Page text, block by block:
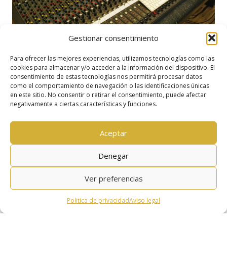
Gestionar consentimiento
Para ofrecer las mejores experiencias, utilizamos tecnologías como las
cookies para almacenar y/o acceder a la información del dispositivo. El
consentimiento de estas tecnologías nos permitirá procesar datos
como el comportamiento de navegación o las identificaciones únicas
en este sitio. No consentir o retirar el consentimiento, puede afectar
negativamente a ciertas características y funciones.
Aceptar
Denegar
Ver preferencias
Politica de privacidadAviso legal